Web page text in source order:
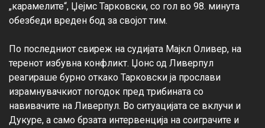
„карамелите“, Џејмс Тарковски, со гол во 98. минута
обезбеди вреден бод за својот тим.
По последниот свиреж на судијата Мајкл Оливер, на
теренот избувна конфликт. Џонс од Ливерпул
реагираше бурно откако Тарковски ја прослави
израмнувачкиот погодок пред трибината со
навивачите на Ливерпул. Во ситуацијата се вклучи и
Дукуре, а само брзата интервенција на соиграчите и